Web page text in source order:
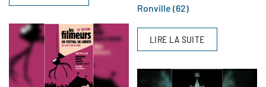
Ronville (62)
LIRE LA SUITE